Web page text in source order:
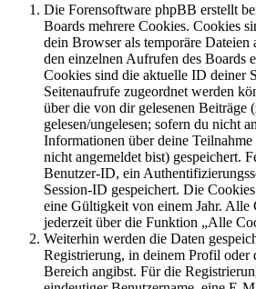
Die Forensoftware phpBB erstellt
Boards mehrere Cookies. Cookies
dein Browser als temporäre Dateien
den einzelnen Aufrufen des Boards
Cookies sind die aktuelle ID deiner
Seitenaufrufe zugeordnet werden
über die von dir gelesenen Beiträge
gelesen/ungelesen; sofern du nicht
Informationen über deine
nicht angemeldet bist) gespeichert.
Benutzer-ID, ein
Session-ID gespeichert. Die
eine Gültigkeit von einem Jahr. Alle
jederzeit über die Funktion „Alle
Weiterhin werden die Daten
Registrierung, in deinem Profil oder
Bereich angibst. Für die